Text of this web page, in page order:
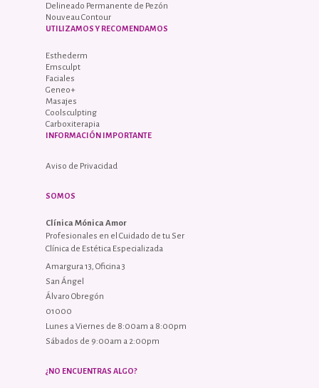
Delineado Permanente de Pezón
Nouveau Contour
UTILIZAMOS Y RECOMENDAMOS
Esthederm
Emsculpt
Faciales
Geneo+
Masajes
Coolsculpting
Carboxiterapia
INFORMACIÓN IMPORTANTE
Aviso de Privacidad
SOMOS
Clínica Mónica Amor
Profesionales en el Cuidado de tu Ser
Clínica de Estética Especializada
Amargura 13, Oficina 3
San Ángel
Álvaro Obregón
01000
Lunes a Viernes de 8:00am a 8:00pm
Sábados de 9:00am a 2:00pm
¿NO ENCUENTRAS ALGO?